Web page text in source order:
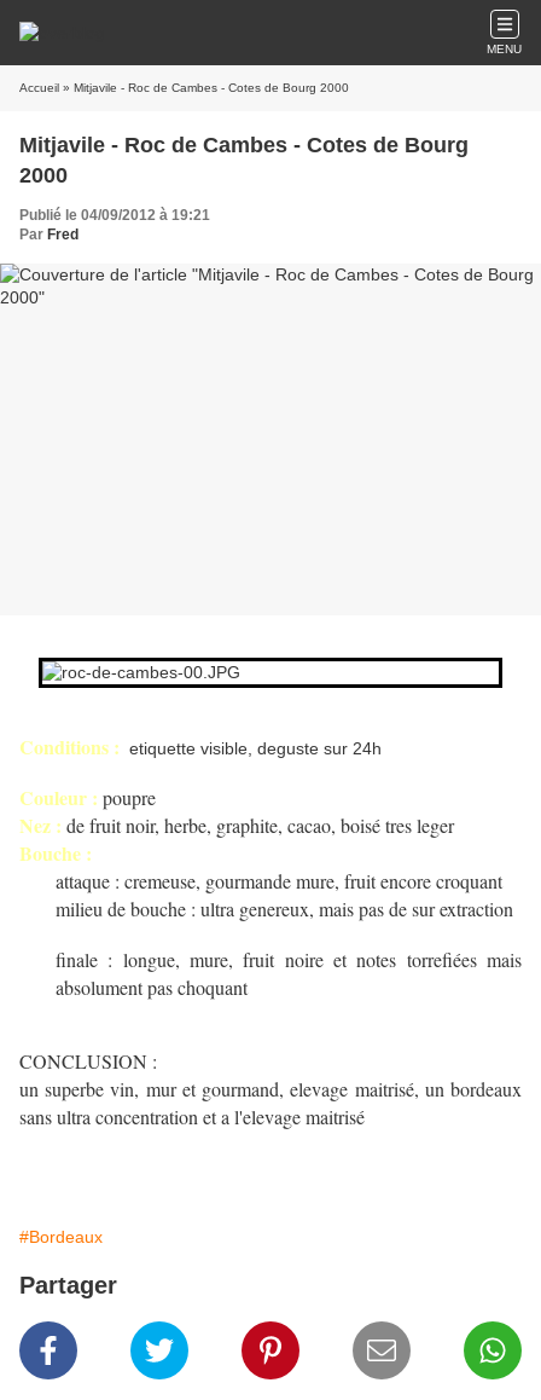
MENU
Accueil » Mitjavile - Roc de Cambes - Cotes de Bourg 2000
Mitjavile - Roc de Cambes - Cotes de Bourg
2000
Publié le 04/09/2012 à 19:21
Par Fred
Conditions : etiquette visible, deguste sur 24h
Couleur : poupre
Nez : de fruit noir, herbe, graphite, cacao, boisé tres leger
Bouche :
attaque : cremeuse, gourmande mure, fruit encore croquant
milieu de bouche : ultra genereux, mais pas de sur extraction
finale : longue, mure, fruit noire et notes torrefiées mais
absolument pas choquant
CONCLUSION :
un superbe vin, mur et gourmand, elevage maitrisé, un bordeaux
sans ultra concentration et a l'elevage maitrisé
#Bordeaux
Partager